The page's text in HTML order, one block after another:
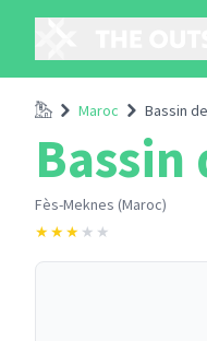
Accueil
Maroc Bassin
Bassin
Fès-Meknes (Maroc)
★★★ ★ ★